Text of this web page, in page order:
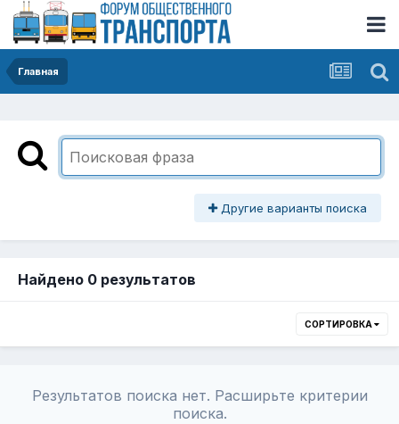
Главная
Другие варианты поиска
Найдено 0 результатов
СОРТИРОВКА
Результатов поиска нет. Расширьте критерии
поиска.